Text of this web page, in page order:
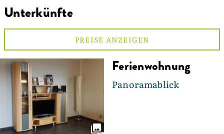
Unterkünfte
PREISE ANZEIGEN
Ferienwohnung
Panoramablick